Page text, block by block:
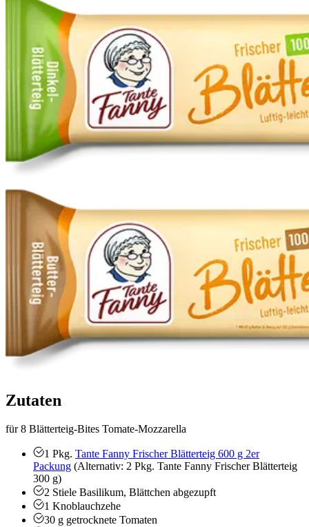
Zutaten
für 8 Blätterteig-Bites Tomate-Mozzarella
1 Pkg. Tante Fanny Frischer Blätterteig 600 g 2er
Packung (Alternativ: 2 Pkg. Tante Fanny Frischer Blätterteig
300 g)
2 Stiele Basilikum, Blättchen abgezupft
1 Knoblauchzehe
30 g getrocknete Tomaten